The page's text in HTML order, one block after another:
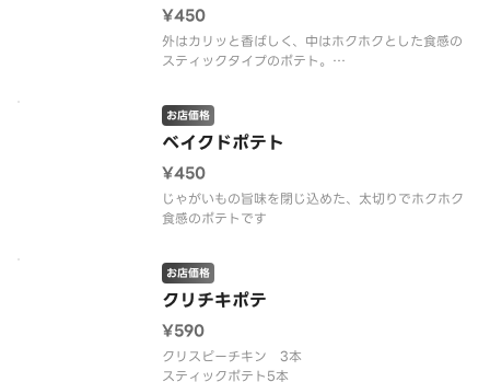
¥450
外はカリッと香ばしく、中はホクホクとした食感の
スティックタイプのポテト。
ベイクドポテト
お店価格
¥450
じゃがいもの旨味を閉じ込めた、太切りでホクホク
食感のポテトです
クリチキポテ
お店価格
¥590
クリスピーチキン 3本
スティックポテト5本